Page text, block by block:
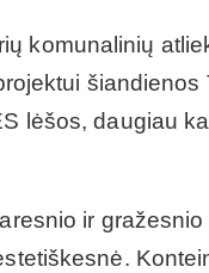
komunalinių
lėšos, daugiau
ir